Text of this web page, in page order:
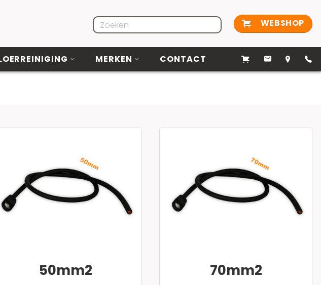
WEBSHOP
MERKEN CONTACT
50mm2 70mm2